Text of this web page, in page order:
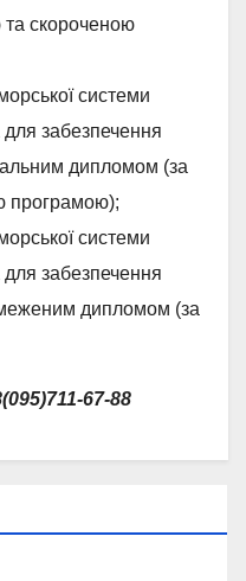
та скороченою
системи
для забезпечення
дипломом (за
програмою);
системи
для забезпечення
дипломом (за
67-88